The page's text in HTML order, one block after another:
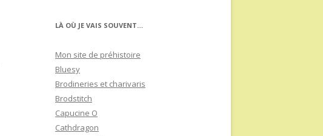
LÀ OÙ JE VAIS SOUVENT…
Mon site de préhistoire
Bluesy
Brodineries et charivaris
Brodstitch
Capucine O
Cathdragon